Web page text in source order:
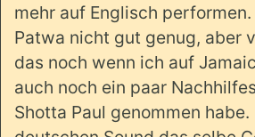
mehr auf Englisch
Patwa nicht gut genug, aber
das noch wenn ich auf
auch noch ein paar
Shotta Paul genommen